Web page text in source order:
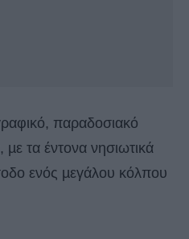
παραδοσιακό
, µε τα έντονα νησιωτικά
ενός µεγάλου κόλπου